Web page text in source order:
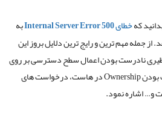
کهخطایInternal Server Error 500به
.از جمله مهم ترین و رایج ترین دلایل بروز این
نظیری نادرست بودن اعمال سطح دسترسی بر روی
بودن
در هاست، درخواست های
و…اشاره نمود.